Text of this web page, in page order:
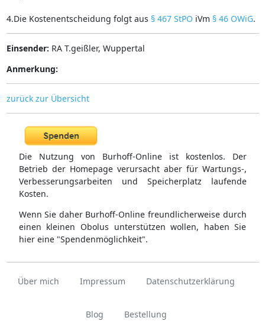
4.Die Kostenentscheidung folgt aus § 467 StPO iVm § 46 OWiG.
Einsender: RA T.geißler, Wuppertal
Anmerkung:
zurück zur Übersicht
Die Nutzung von Burhoff-Online ist kostenlos. Der
Betrieb der Homepage verursacht aber für Wartungs-,
Verbesserungsarbeiten und Speicherplatz laufende
Kosten.
Wenn Sie daher Burhoff-Online freundlicherweise durch
einen kleinen Obolus unterstützen wollen, haben Sie
hier eine "Spendenmöglichkeit".
Über mich Impressum Datenschutzerklärung
Blog Bestellung